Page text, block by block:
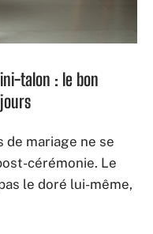
talon : le bon
de mariage ne se
cérémonie. Le
le doré lui-même,